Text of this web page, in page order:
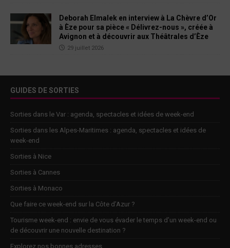
Deborah Elmalek en interview à La Chèvre d’Or
à Èze pour sa pièce « Délivrez-nous », créée à
Avignon et à découvrir aux Théâtrales d’Èze
29 juillet 2026
GUIDES DE SORTIES
Sorties dans le Var : agenda, spectacles et idées de week-end
Sorties dans les Alpes-Maritimes : agenda, spectacles et idées de
week-end
Sorties à Nice
Sorties à Cannes
Sorties à Monaco
Que faire ce week-end sur la Côte d’Azur ?
Tourisme week-end : envie de vous évader le temps d’un week-end ou
de découvrir une nouvelle destination ?
Explorez nos bonnes adresses